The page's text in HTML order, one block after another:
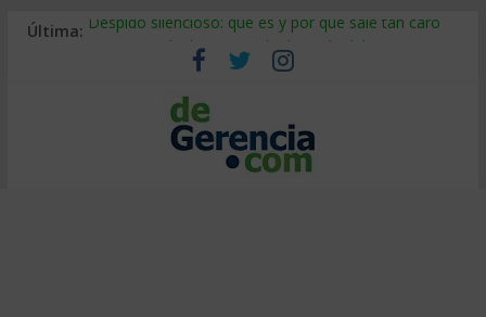
Última: Despido silencioso: qué es y por qué sale tan caro
La economía de Venezuela después del terremoto
Los 8 pasos de Kotter: liderar el cambio sin fracasar
Gestión de proyectos con IA: qué cambia en el oficio
IA y creatividad: cómo evitar que todos piensen igual